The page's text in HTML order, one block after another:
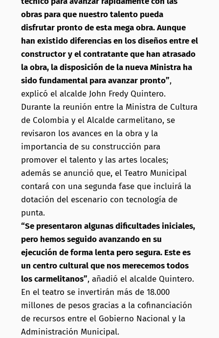
obras para que nuestro talento pueda
disfrutar pronto de esta mega obra. Aunque
han existido diferencias en los diseños entre el
constructor y el contratante que han atrasado
la obra, la disposición de la nueva Ministra ha
sido fundamental para avanzar pronto”,
explicó el alcalde John Fredy Quintero.
Durante la reunión entre la Ministra de Cultura
de Colombia y el Alcalde carmelitano, se
revisaron los avances en la obra y la
importancia de su construcción para
promover el talento y las artes locales;
además se anunció que, el Teatro Municipal
contará con una segunda fase que incluirá la
dotación del escenario con tecnología de
punta.
“Se presentaron algunas dificultades iniciales,
pero hemos seguido avanzando en su
ejecución de forma lenta pero segura. Este es
un centro cultural que nos merecemos todos
los carmelitanos”, añadió el alcalde Quintero.
En el teatro se invertirán más de 18.000
millones de pesos gracias a la cofinanciación
de recursos entre el Gobierno Nacional y la
Administración Municipal.